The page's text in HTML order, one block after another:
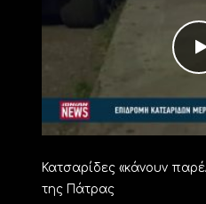
Κατσαρίδες «κάνουν
της Πάτρας